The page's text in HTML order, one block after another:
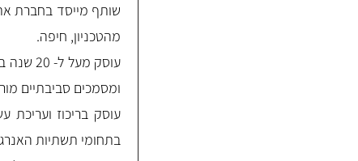
שותף מייסד בחברת
מהטכניון, חיפה.
עוסק
ומסמכים סביבתיים
עוסק בריכוז ועריכת
בתחומי תשתיות